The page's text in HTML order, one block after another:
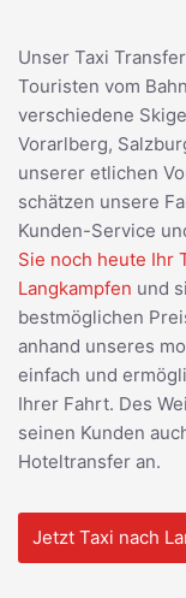
Unser Taxi
Touristen vom
verschiedene
Vorarlberg,
unserer etlichen
schätzen unsere
Kunden-Service
Sie noch heute Ihr
Langkampfen und
bestmöglichen
anhand unseres
einfach und
Ihrer Fahrt. Des
seinen Kunden
Hoteltransfer an.
Jetzt Taxi nach